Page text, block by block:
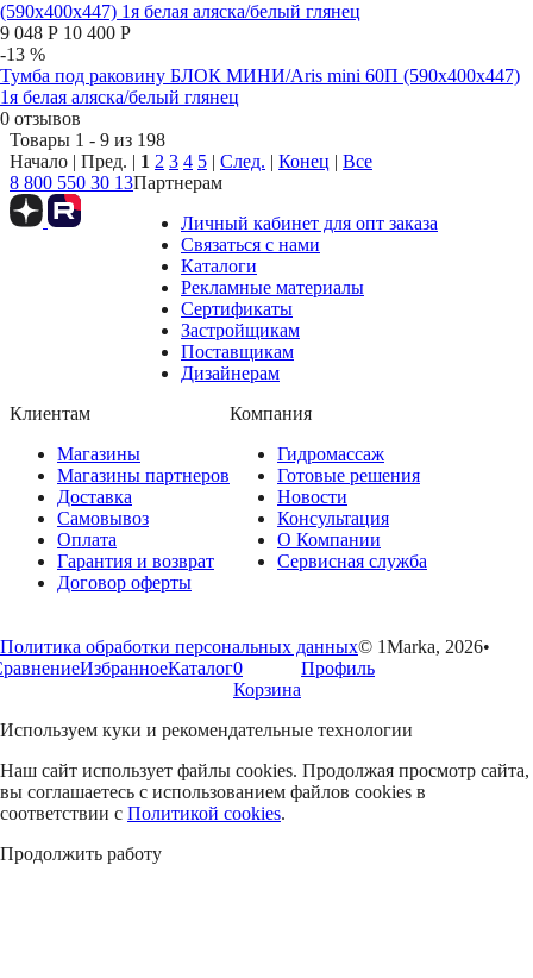
9 048 Р 10 400 Р
-13 %
Тумба под раковину БЛОК МИНИ/Aris mini 60П (590х400х447)
1я белая аляска/белый глянец
0 отзывов
Товары 1 - 9 из 198
Начало | Пред. | 1 2 3 4 5 | След. | Конец | Все
8 800 550 30 13Партнерам
Личный кабинет для опт заказа
Связаться с нами
Каталоги
Рекламные материалы
Сертификаты
Застройщикам
Поставщикам
Дизайнерам
Клиентам
Магазины
Магазины партнеров
Доставка
Самовывоз
Оплата
Гарантия и возврат
Договор оферты
Компания
Гидромассаж
Готовые решения
Новости
Консультация
О Компании
Сервисная служба
Политика обработки персональных данных© 1Marka, 2026•
ИзбранноеКаталог0
Корзина
Профиль
Используем куки и рекомендательные технологии
Наш сайт использует файлы cookies. Продолжая просмотр сайта,
вы соглашаетесь с использованием файлов cookies в
соответствии с Политикой cookies.
Продолжить работу